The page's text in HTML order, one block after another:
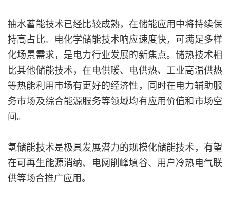
抽水蓄能技术已经比较成熟，在储能应用中将持续保
持高占比。电化学储能技术响应速度快，可满足多样
化场景需求，是电力行业发展的新焦点。储热技术相
比其他储能技术，在电供暖、电供热、工业高温供热
等热能利用市场有更好的经济性，同时在电力辅助服
务市场及综合能源服务等领域均有应用价值和市场空
间。
氢储能技术是极具发展潜力的规模化储能技术，有望
在可再生能源消纳、电网削峰填谷、用户冷热电气联
供等场合推广应用。